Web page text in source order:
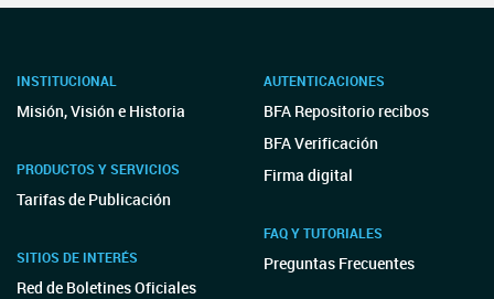
INSTITUCIONAL
Misión, Visión e Historia
PRODUCTOS Y SERVICIOS
Tarifas de Publicación
SITIOS DE INTERÉS
Red de Boletines Oficiales
AUTENTICACIONES
BFA Repositorio recibos
BFA Verificación
Firma digital
FAQ Y TUTORIALES
Preguntas Frecuentes